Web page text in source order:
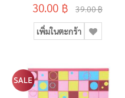
30.00 ฿ 39.00 ฿
เพิ่มในตะกร้า